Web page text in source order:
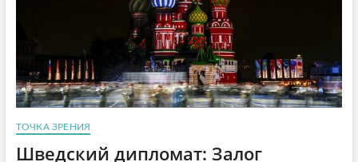
ТОЧКА ЗРЕНИЯ
Шведский дипломат: Залог